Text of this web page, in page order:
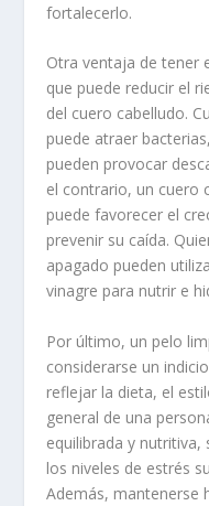
fortalecerlo.
Otra ventaja de tener
que puede reducir el
del cuero cabelludo.
puede atraer
pueden provocar
el contrario, un cuero
puede favorecer el
prevenir su caída.
apagado pueden
vinagre para nutrir e
Por último, un pelo
considerarse un
reflejar la dieta, el
general de una
equilibrada y
los niveles de estrés
Además, mantenerse